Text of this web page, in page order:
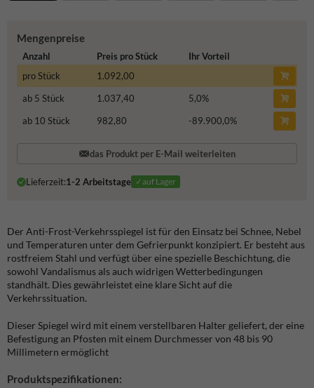
Mengenpreise
Anzahl Preis pro Stück
Ihr Vorteil
pro Stück
1.092,00
ab 5 Stück
1.037,40 5,0%
ab 10 Stück
982,80 -89.900,0%
das Produkt per E-Mail weiterleiten
Lieferzeit:1-2 Arbeitstage ✓auf Lager
Der Anti-Frost-Verkehrsspiegel ist für den Einsatz bei Schnee, Nebel
und Temperaturen unter dem Gefrierpunkt konzipiert. Er besteht aus
rostfreiem Stahl und verfügt über eine spezielle Beschichtung, die
sowohl Vandalismus als auch widrigen Wetterbedingungen
standhält. Dies gewährleistet eine klare Sicht auf die
Verkehrssituation.
Dieser Spiegel wird mit einem verstellbaren Halter geliefert, der eine
Befestigung an Pfosten mit einem Durchmesser von 48 bis 90
Millimetern ermöglicht
Produktspezifikationen: